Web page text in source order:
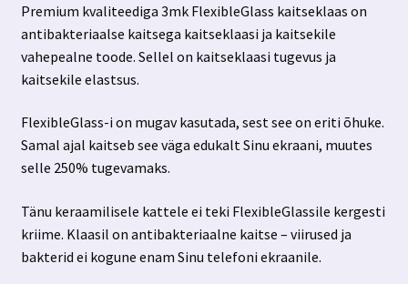
Premium kvaliteediga 3mk FlexibleGlass kaitseklaas on
antibakteriaalse kaitsega kaitseklaasi ja kaitsekile
vahepealne toode. Sellel on kaitseklaasi tugevus ja
kaitsekile elastsus.
FlexibleGlass-i on mugav kasutada, sest see on eriti õhuke.
Samal ajal kaitseb see väga edukalt Sinu ekraani, muutes
selle 250% tugevamaks.
Tänu keraamilisele kattele ei teki FlexibleGlassile kergesti
kriime. Klaasil on antibakteriaalne kaitse – viirused ja
bakterid ei kogune enam Sinu telefoni ekraanile.